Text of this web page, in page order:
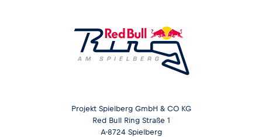
Projekt Spielberg GmbH & CO KG
Red Bull Ring Straße 1
A-8724 Spielberg